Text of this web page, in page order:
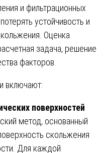
и фильтрационных
устойчивость и
Оценка
задача, решение
факторов.
включают:
поверхностей
метод, основанный
скольжения
Для каждой